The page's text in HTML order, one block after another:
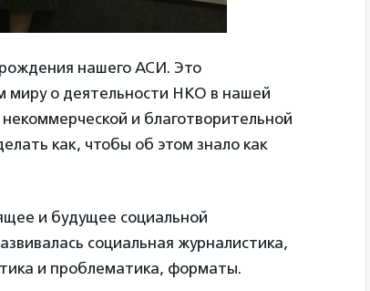
нашего АСИ. Это
о деятельности НКО в нашей
и благотворительной
как, чтобы об этом знало как
и будущее социальной
социальная журналистика,
и проблематика, форматы.